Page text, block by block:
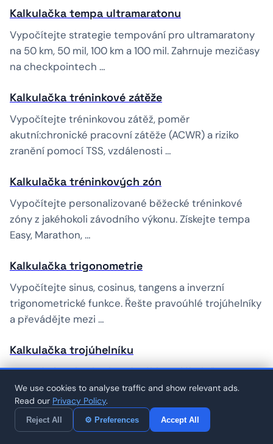
Kalkulačka tempa ultramaratonu
Vypočítejte strategie tempování pro ultramaratony
na 50 km, 50 mil, 100 km a 100 mil. Zahrnuje mezičasy
na checkpointech …
Kalkulačka tréninkové zátěže
Vypočítejte tréninkovou zátěž, poměr
akutní:chronické pracovní zátěže (ACWR) a riziko
zranění pomocí TSS, vzdálenosti …
Kalkulačka tréninkových zón
Vypočítejte personalizované běžecké tréninkové
zóny z jakéhokoli závodního výkonu. Získejte tempa
Easy, Marathon, …
Kalkulačka trigonometrie
Vypočítejte sinus, cosinus, tangens a inverzní
trigonometrické funkce. Řešte pravoúhlé trojúhelníky
a převádějte mezi …
Kalkulačka trojúhelníku
Vypočítejte obsah, obvod a úhly trojúhelníku ze
zadaných stran nebo rozměrů. Tento bezplatný
online matematický …
Kalkulačka úpravy tempa podle převýšení
We use cookies to analyse traffic and show relevant ads.
Read our Privacy Policy.
Reject All ⚙ Preferences Accept All